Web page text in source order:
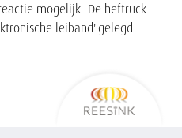
mogelijk. De heftruck
leiband' gelegd.